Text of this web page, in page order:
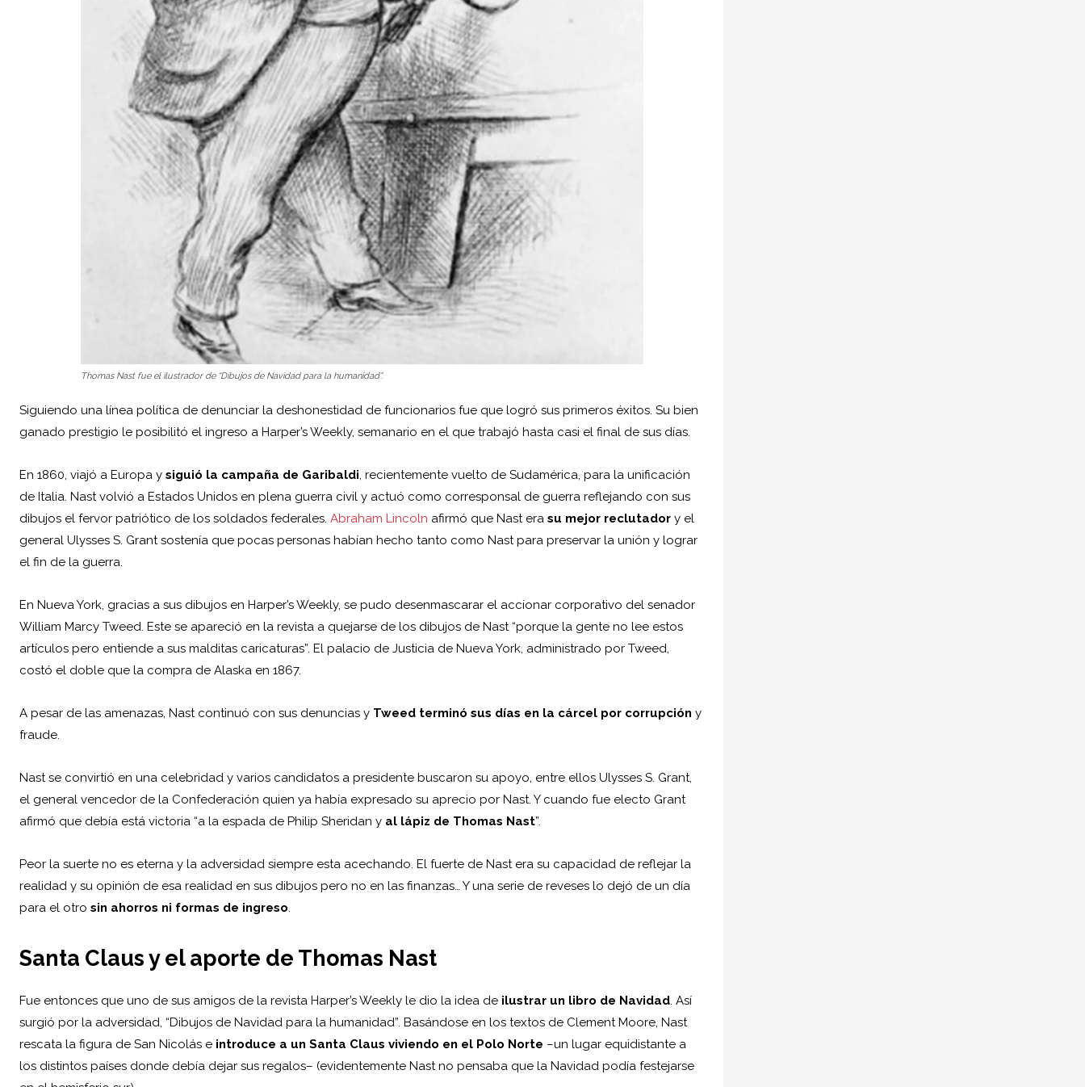
Thomas Nast fue el ilustrador de “Dibujos de Navidad para la humanidad”.
Siguiendo una línea política de denunciar la deshonestidad de funcionarios fue que logró sus primeros éxitos. Su bien
ganado prestigio le posibilitó el ingreso a Harper’s Weekly, semanario en el que trabajó hasta casi el final de sus días.
En 1860, viajó a Europa y siguió la campaña de Garibaldi, recientemente vuelto de Sudamérica, para la unificación
de Italia. Nast volvió a Estados Unidos en plena guerra civil y actuó como corresponsal de guerra reflejando con sus
dibujos el fervor patriótico de los soldados federales. Abraham Lincoln afirmó que Nast era su mejor reclutador y el
general Ulysses S. Grant sostenía que pocas personas habían hecho tanto como Nast para preservar la unión y lograr
el fin de la guerra.
En Nueva York, gracias a sus dibujos en Harper’s Weekly, se pudo desenmascarar el accionar corporativo del senador
William Marcy Tweed. Este se apareció en la revista a quejarse de los dibujos de Nast “porque la gente no lee estos
artículos pero entiende a sus malditas caricaturas”. El palacio de Justicia de Nueva York, administrado por Tweed,
costó el doble que la compra de Alaska en 1867.
A pesar de las amenazas, Nast continuó con sus denuncias y Tweed terminó sus días en la cárcel por corrupción y
fraude.
Nast se convirtió en una celebridad y varios candidatos a presidente buscaron su apoyo, entre ellos Ulysses S. Grant,
el general vencedor de la Confederación quien ya había expresado su aprecio por Nast. Y cuando fue electo Grant
afirmó que debía está victoria “a la espada de Philip Sheridan y al lápiz de Thomas Nast”.
Peor la suerte no es eterna y la adversidad siempre esta acechando. El fuerte de Nast era su capacidad de reflejar la
realidad y su opinión de esa realidad en sus dibujos pero no en las finanzas… Y una serie de reveses lo dejó de un día
para el otro sin ahorros ni formas de ingreso.
Santa Claus y el aporte de Thomas Nast
Fue entonces que uno de sus amigos de la revista Harper’s Weekly le dio la idea de ilustrar un libro de Navidad. Así
surgió por la adversidad, “Dibujos de Navidad para la humanidad”. Basándose en los textos de Clement Moore, Nast
rescata la figura de San Nicolás e introduce a un Santa Claus viviendo en el Polo Norte –un lugar equidistante a
los distintos países donde debía dejar sus regalos– (evidentemente Nast no pensaba que la Navidad podía festejarse